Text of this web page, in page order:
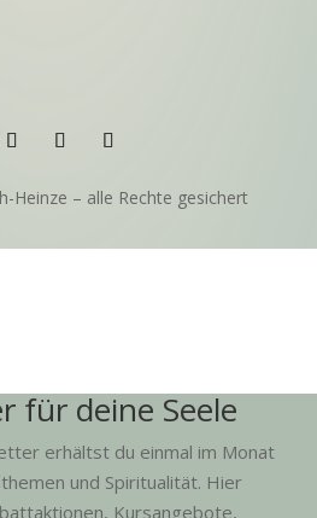
Heinze – alle Rechte gesichert
für deine Seele
erhältst du einmal im Monat
und Spiritualität. Hier
Kursangebote,